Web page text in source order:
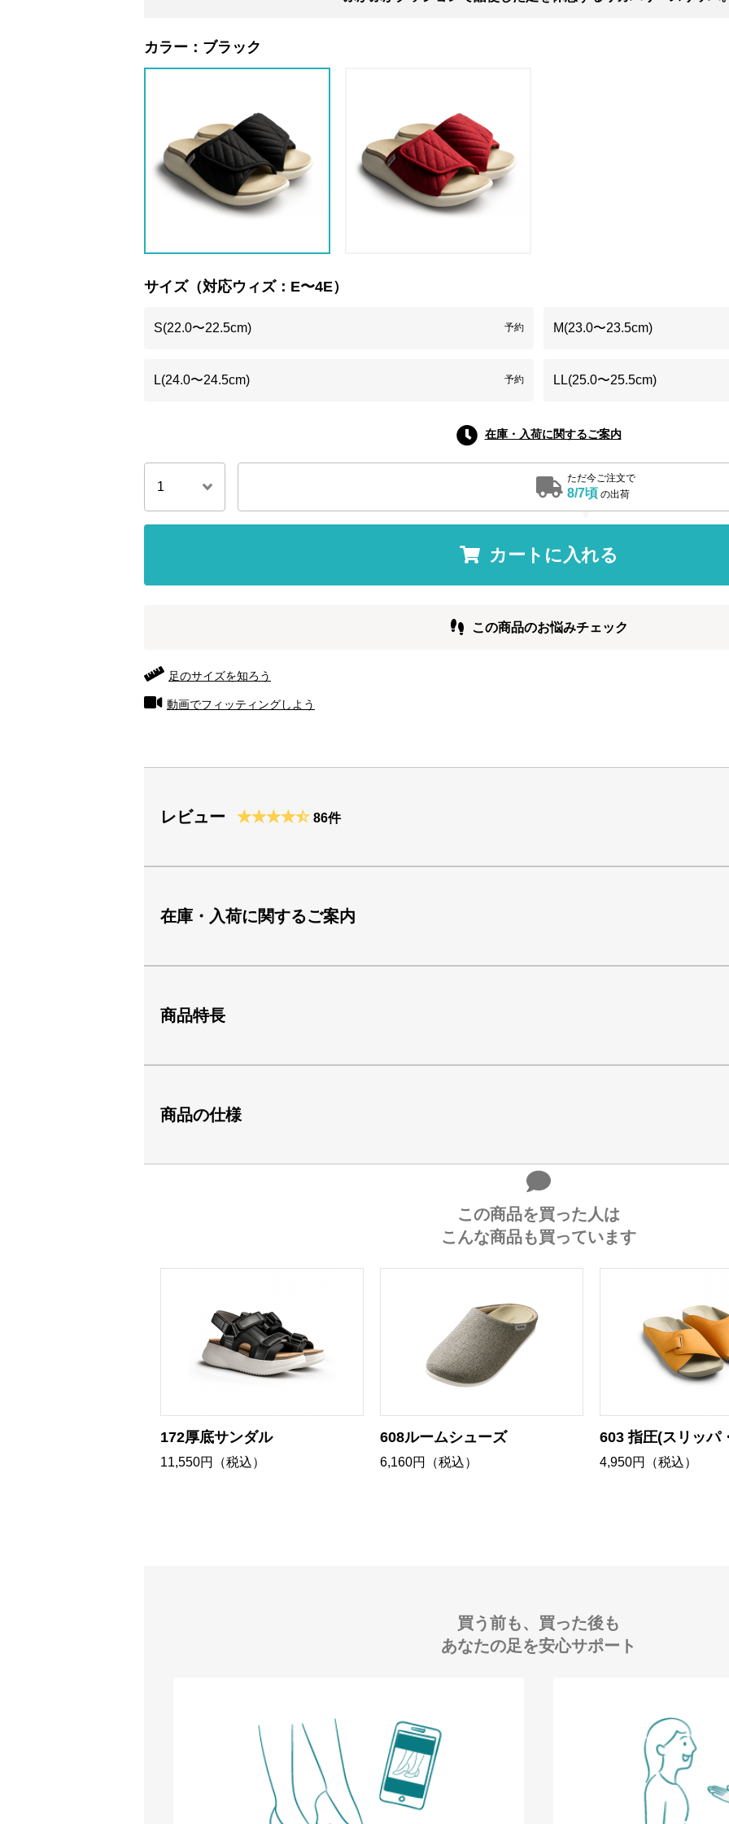
カラー： ブラック
サイズ（対応ウィズ：E〜4E）
S(22.0〜22.5cm) 予約 M(23.0〜23.5cm)
L(24.0〜24.5cm) 予約 LL(25.0〜25.5cm)
在庫・入荷に関するご案内
ただ今ご注文で
8/7頃 の出荷
カートに入れる
この商品のお悩みチェック
足のサイズを知ろう
動画でフィッティングしよう
レビュー 86件
在庫・入荷に関するご案内
商品特長
商品の仕様
この商品を買った人は
こんな商品も買っています
172厚底サンダル
11,550円（税込）
608ルームシューズ
6,160円（税込）
603 指圧(スリッパ
4,950円（税込）
買う前も、買った後も
あなたの足を安心サポート